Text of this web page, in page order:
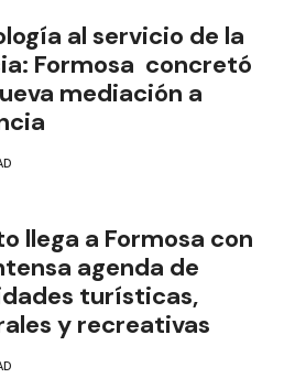
al servicio de la
Formosa concretó
mediación a
llega a Formosa con
agenda de
turísticas,
y recreativas